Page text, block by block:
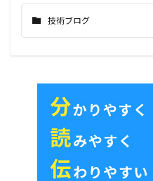
技術ブログ